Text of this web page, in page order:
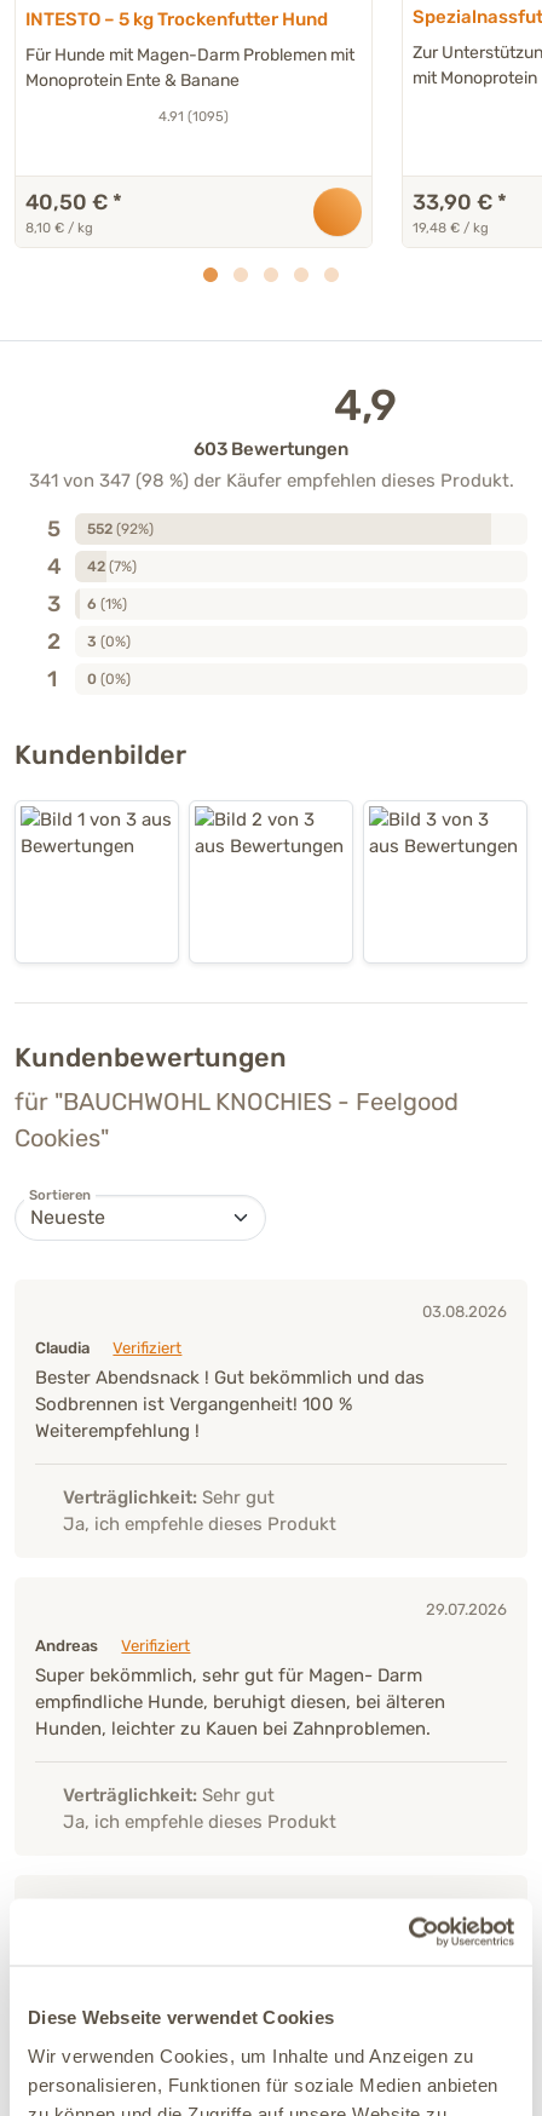
Diese Webseite verwendet Cookies
Wir verwenden Cookies, um Inhalte und Anzeigen zu
personalisieren, Funktionen für soziale Medien anbieten
INTESTO – 5 kg Trockenfutter Hund
Für Hunde mit Magen-Darm Problemen mit
Monoprotein Ente & Banane
4.91 (1095)
40,50 € *
8,10 € / kg
erhöhter
- 6 x 290 g
Zur
mit
33,90 € *
19,48 € / kg
4,9
603 Bewertungen
341 von 347 (98 %) der Käufer empfehlen dieses Produkt.
5 552 (92%)
4 42 (7%)
3 6 (1%)
2 3 (0%)
1 0 (0%)
Kundenbilder
Kundenbewertungen
für "BAUCHWOHL KNOCHIES - Feelgood
Cookies"
Sortieren
03.08.2026
Claudia
Verifiziert
Bester Abendsnack ! Gut bekömmlich und das
Sodbrennen ist Vergangenheit! 100 %
Weiterempfehlung !
Verträglichkeit: Sehr gut
Ja, ich empfehle dieses Produkt
29.07.2026
Andreas
Verifiziert
Super bekömmlich, sehr gut für Magen- Darm
empfindliche Hunde, beruhigt diesen, bei älteren
Hunden, leichter zu Kauen bei Zahnproblemen.
Verträglichkeit: Sehr gut
Ja, ich empfehle dieses Produkt
Verträglichkeit:Sehr gut
Ja, ich empfehle dieses Produkt